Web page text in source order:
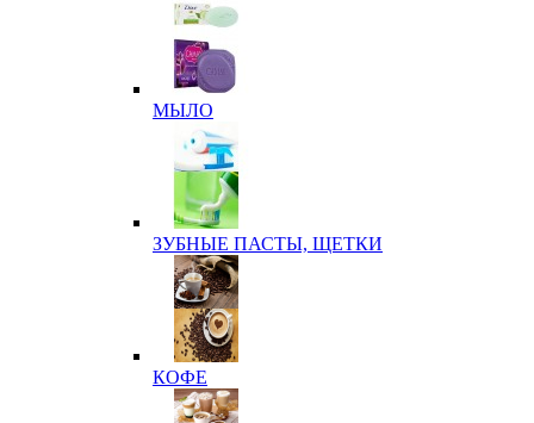
МЫЛО
ЗУБНЫЕ ПАСТЫ, ЩЕТКИ
КОФЕ